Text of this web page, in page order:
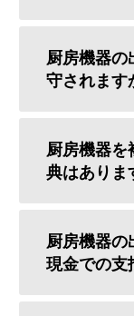
厨房機器
守されます
厨房機器
典はありま
厨房機器の
現金での支